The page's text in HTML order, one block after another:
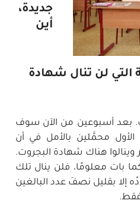
جديدة،
أين
التي لن تنال شهادة
بعد أسبوعين من الآن سوف
محمَّلين بالأمل في أن
هناك شهادة البجروت.
هذا العام – 2016، وكما بات معلومًا، فلن ينال تلك
إلا بقليل نصفَ عدد البالغين